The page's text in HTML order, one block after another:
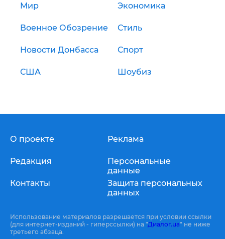
Мир Экономика
Военное Обозрение Стиль
Новости Донбасса Спорт
США Шоубиз
О проекте
Редакция
Контакты
Реклама
Персональные
данные
Защита персональных
данных
Использование материалов разрешается при условии ссылки
(для интернет-изданий - гиперссылки) на "Диалог.ua" не ниже
третьего абзаца.